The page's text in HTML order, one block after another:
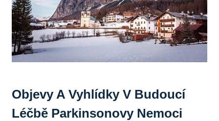
Objevy A Vyhlídky⁢ V​ Budoucí
Léčbě Parkinsonovy ​nemoci